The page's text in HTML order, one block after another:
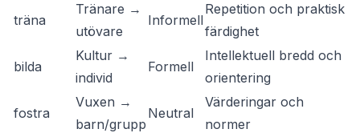
träna
Tränare →
utövare
Informell
Repetition och praktisk
färdighet
bilda
Kultur →
individ
Formell
Intellektuell bredd och
orientering
fostra
Vuxen →
barn/grupp
Neutral
Värderingar och
normer